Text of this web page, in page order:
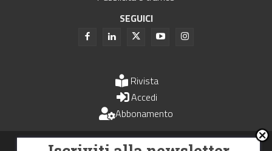
SEGUICI
Rivista
Accedi
Abbonamento
Uomini e Trasporti è un periodico associato all'Unione Stampa